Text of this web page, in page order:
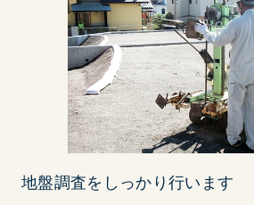
地盤調査をしっかり行います